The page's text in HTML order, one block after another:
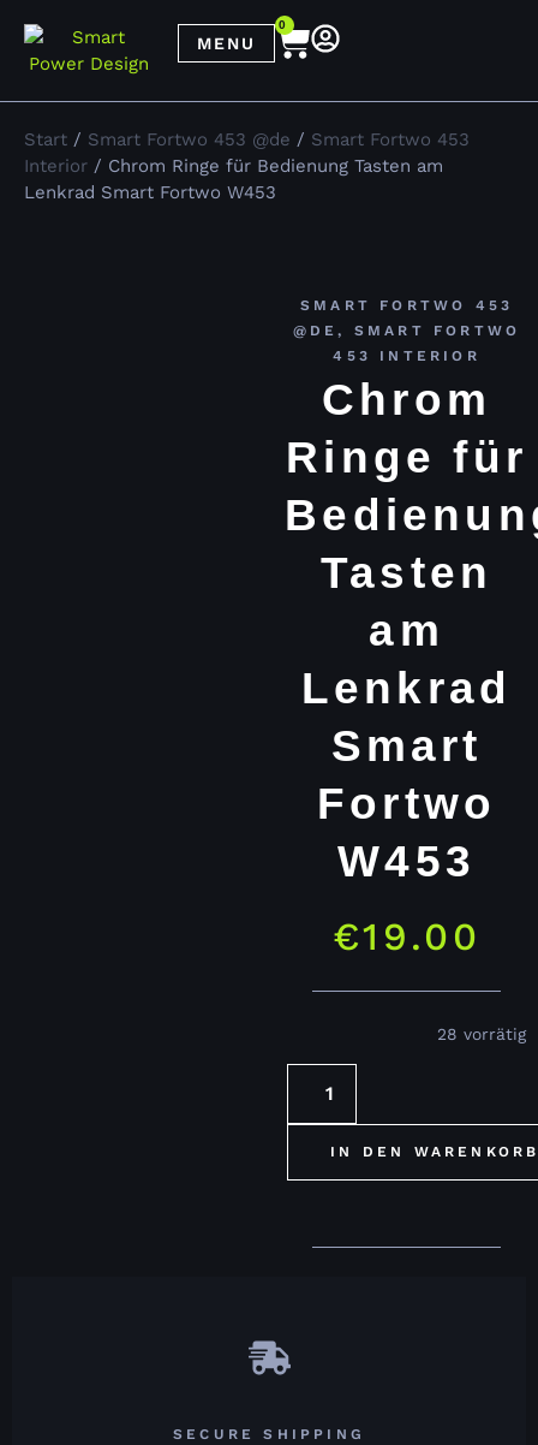
MENU
0
Start / Smart Fortwo 453 @de / Smart Fortwo 453
Interior / Chrom Ringe für Bedienung Tasten am
Lenkrad Smart Fortwo W453
SMART FORTWO 453
@DE, SMART FORTWO
453 INTERIOR
Chrom
Ringe für
Tasten
am
Lenkrad
Smart
Fortwo
W453
€19.00
28 vorrätig
IN DEN
SECURE SHIPPING